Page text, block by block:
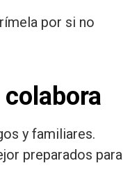
por si no
y familiares.
preparados para